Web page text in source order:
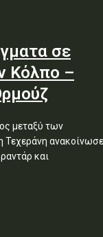
σε
Κόλπο –
μεταξύ των
Τεχεράνη ανακοίνωσε
και